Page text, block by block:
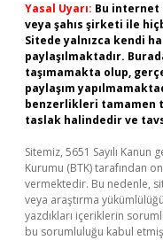
Yasal Uyarı: Bu internet
veya şahıs şirketi ile
Sitede yalnızca kendi
paylaşılmaktadır.
taşımamakta olup,
paylaşım
benzerlikleri tamamen
taslak halindedir ve
Sitemiz, 5651 Sayılı
Kurumu (BTK) tarafından
vermektedir. Bu nedenle,
veya araştırma
yazdıkları içeriklerin
bu sorumluluğu kabul etmiş